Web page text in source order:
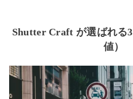
Shutter Craft が選ばれる
値）